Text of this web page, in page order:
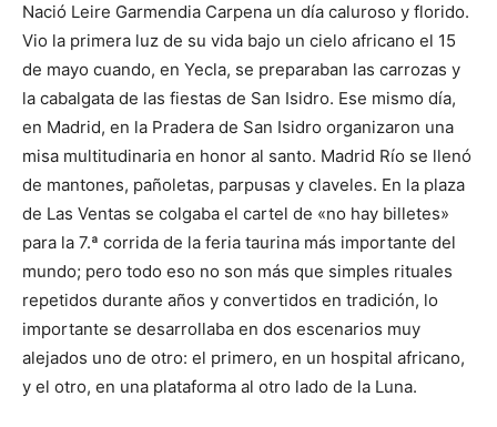
Nació Leire Garmendia Carpena un día caluroso y florido.
Vio la primera luz de su vida bajo un cielo africano el 15
de mayo cuando, en Yecla, se preparaban las carrozas y
la cabalgata de las fiestas de San Isidro. Ese mismo día,
en Madrid, en la Pradera de San Isidro organizaron una
misa multitudinaria en honor al santo. Madrid Río se llenó
de mantones, pañoletas, parpusas y claveles. En la plaza
de Las Ventas se colgaba el cartel de «no hay billetes»
para la 7.ª corrida de la feria taurina más importante del
mundo; pero todo eso no son más que simples rituales
repetidos durante años y convertidos en tradición, lo
importante se desarrollaba en dos escenarios muy
alejados uno de otro: el primero, en un hospital africano,
y el otro, en una plataforma al otro lado de la Luna.